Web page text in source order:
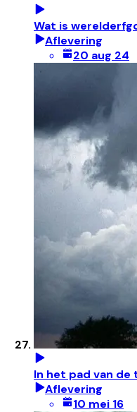
Wat is
Aflevering
20 aug 24
In het pad van de
Aflevering
10 mei 16